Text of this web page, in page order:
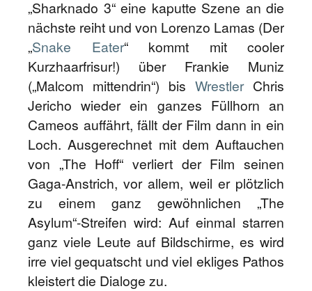
„Sharknado 3“ eine kaputte Szene an die
nächste reiht und von Lorenzo Lamas (Der
„Snake Eater“ kommt mit cooler
Kurzhaarfrisur!) über Frankie Muniz
(„Malcom mittendrin“) bis WrestlerChris
Jericho wieder ein ganzes Füllhorn an
Cameos auffährt, fällt der Film dann in ein
Loch. Ausgerechnet mit dem Auftauchen
von „The Hoff“ verliert der Film seinen
Gaga-Anstrich, vor allem, weil er plötzlich
zu einem ganz gewöhnlichen „The
Asylum“-Streifen wird: Auf einmal starren
ganz viele Leute auf Bildschirme, es wird
irre viel gequatscht und viel ekliges Pathos
kleistert die Dialoge zu.